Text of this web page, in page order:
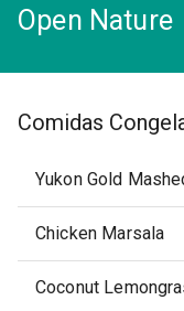
Open Nature
Comidas
Yukon Gold
Chicken Marsala
Coconut